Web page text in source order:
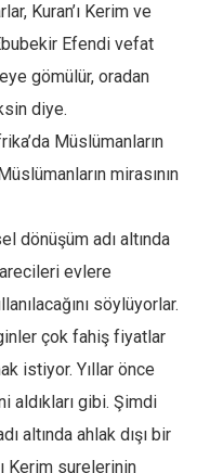
Kuran’ı Kerim ve
Efendi vefat
gömülür, oradan
diye.
Müslümanların
mirasının
dönüşüm adı altında
evlere
söylüyorlar.
çok fahiş fiyatlar
istiyor. Yıllar önce
aldıkları gibi. Şimdi
altında ahlak dışı bir
Kerim surelerinin